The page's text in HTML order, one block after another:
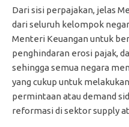
Dari sisi perpajakan, jelas
dari seluruh kelompok
Menteri Keuangan untuk
penghindaran erosi pajak,
sehingga semua negara
yang cukup untuk
permintaan atau demand
reformasi di sektor supply